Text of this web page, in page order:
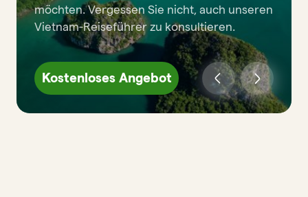
möchten. Vergessen Sie nicht, auch unseren
Vietnam-Reiseführer zu konsultieren.
Kostenloses Angebot